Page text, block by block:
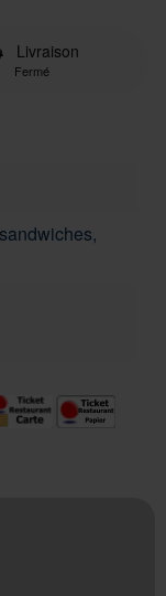
Livraison
Fermé